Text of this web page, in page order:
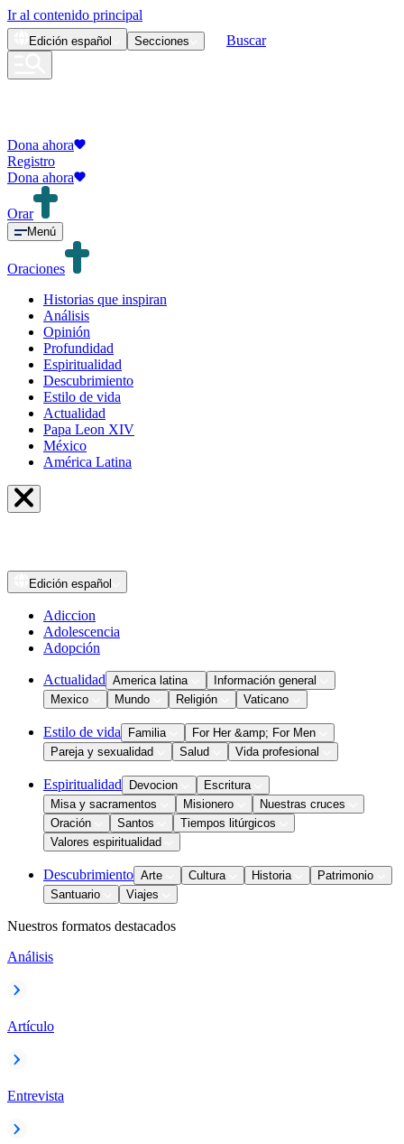
Ir al contenido principal
Edición español Secciones Buscar
Dona ahora
Registro
Dona ahora
Orar
Menú
Oraciones
Historias que inspiran
Análisis
Opinión
Profundidad
Espiritualidad
Descubrimiento
Estilo de vida
Actualidad
Papa Leon XIV
México
América Latina
Edición español
Adiccion
Adolescencia
Adopción
Actualidad America latina
Información general
Mexico
Mundo Religión Vaticano
Estilo de vida Familia
For Her &amp; For Men
Pareja y sexualidad
Salud Vida profesional
Espiritualidad Devocion
Escritura
Misa y sacramentos
Misionero
Nuestras cruces
Oración
Santos
Tiempos litúrgicos
Valores espiritualidad
Descubrimiento Arte Cultura Historia
Patrimonio
Santuario
Viajes
Nuestros formatos destacados
Análisis
Artículo
Entrevista